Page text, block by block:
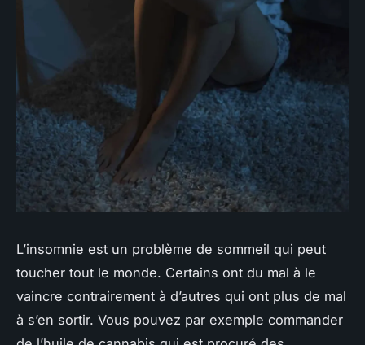
L’insomnie est un problème de sommeil qui peut
toucher tout le monde. Certains ont du mal à le
vaincre contrairement à d’autres qui ont plus de mal
à s’en sortir. Vous pouvez par exemple commander